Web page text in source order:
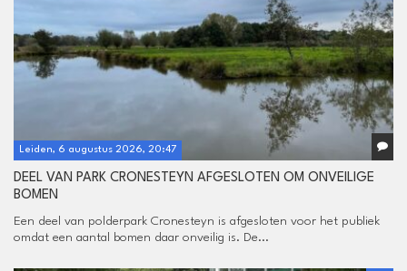
Leiden, 6 augustus 2026, 20:47
DEEL VAN PARK CRONESTEYN AFGESLOTEN OM ONVEILIGE
BOMEN
Een deel van polderpark Cronesteyn is afgesloten voor het publiek
omdat een aantal bomen daar onveilig is. De...